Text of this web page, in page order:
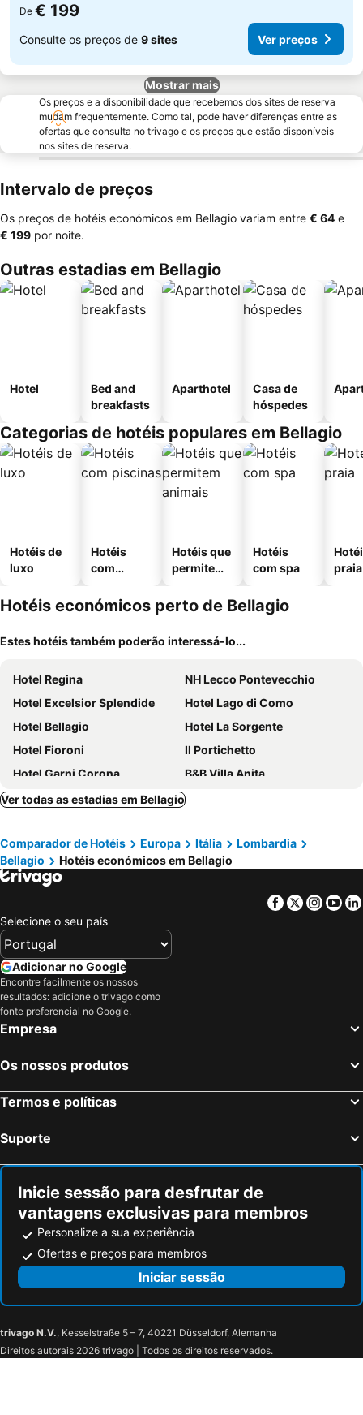
De € 199
Consulte os preços de 9 sites Ver preços
Mostrar mais
Os preços e a disponibilidade que recebemos dos sites de reserva
mudam frequentemente. Como tal, pode haver diferenças entre as
ofertas que consulta no trivago e os preços que estão disponíveis
nos sites de reserva.
Intervalo de preços
Os preços de hotéis económicos em Bellagio variam entre ‎€ 64 e
‎€ 199 por noite.
Outras estadias em Bellagio
Hotel
Bed and
breakfasts
Aparthotel
Casa de
hóspedes
Categorias de hotéis populares em Bellagio
Hotéis de
luxo
Hotéis
com
Hotéis que
permitem
Hotéis
com spa
praia
Hotéis económicos perto de Bellagio
Estes hotéis também poderão interessá-lo...
Hotel Regina
NH Lecco Pontevecchio
Hotel Excelsior Splendide
Hotel Lago di Como
Hotel Bellagio
Hotel La Sorgente
Hotel Fioroni
Il Portichetto
Hotel Garni Corona
B&B Villa Anita
Hotel Griso Collection
Hotel Il Perlo
HLL Hotel Lungolago Lecco
Hotel Moderno
Hotel Olivedo
Hotel Leonardo da Vinci
Hotel Royal Victoria
Hotel Funicolare
Mandarin Oriental, Lago di Como
Grand Hotel Villa Serbelloni
Villa San Fedele
Park Hotel Abbadia
Hotel Beretta
Hotel Royal
Hotel Belvedere
Hotel Mirabeau
Hotel Villa Cipressi
Hotel Ristorante Sassi Rossi
Hotel Europa
Hotel Bersagliere
Hotel Lenno
Hotel Concordia
Villa Belvedere Como Lake Relais
Hotel Risi
Metropole Bellagio
Hotel Metropole
Hotel Suisse
Hotel Centrale Bellagio
Miralago B&B and Apartments
Hotel Don Ferrante
Al Relais Campi
Acero Rosso
Ver todas as estadias em Bellagio
Comparador de Hotéis Europa Itália
Lombardia
Bellagio
Hotéis económicos em Bellagio
Facebook
Twitter
Selecione o seu país
Adicionar no Google
Encontre facilmente os nossos
resultados: adicione o trivago como
fonte preferencial no Google.
Empresa
Os nossos produtos
Termos e políticas
Suporte
Inicie sessão para desfrutar de
vantagens exclusivas para membros
Personalize a sua experiência
Ofertas e preços para membros
Iniciar sessão
trivago N.V., Kesselstraße 5 – 7, 40221 Düsseldorf, Alemanha
Direitos autorais 2026 trivago | Todos os direitos reservados.